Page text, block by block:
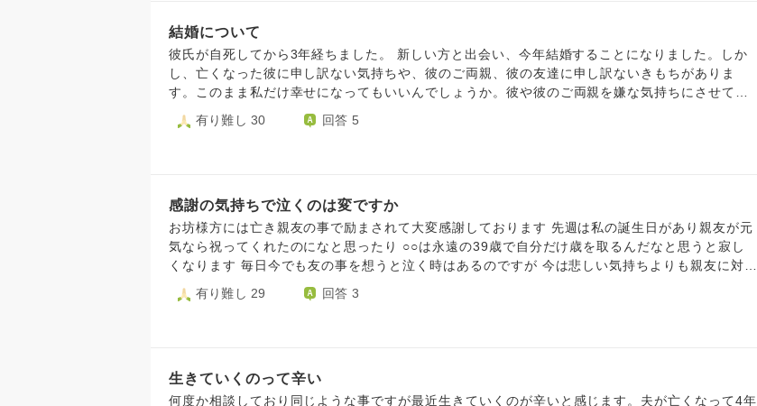
結婚について
彼氏が自死してから3年経ちました。 新しい方と出会い、今年結婚することになりました。しか
し、亡くなった彼に申し訳ない気持ちや、彼のご両親、彼の友達に申し訳ないきもちがありま
す。このまま私だけ幸せになってもいいんでしょうか。彼や彼のご両親を嫌な気持ちにさせてし
まわないでしょうか。
有り難し 30 回答 5
感謝の気持ちで泣くのは変ですか
お坊様方には亡き親友の事で励まされて大変感謝しております 先週は私の誕生日があり親友が元
気なら祝ってくれたのになと思ったり ○○は永遠の39歳で自分だけ歳を取るんだなと思うと寂し
くなります 毎日今でも友の事を想うと泣く時はあるのですが 今は悲しい気持ちよりも親友に対し
て感謝の気持でいっぱいになり 泣いてしまうんだろうなと思っています 自分と出会えた事が何よ
りの宝と言ってくれたのが凄く嬉しかったり 別れてしまいましたが彼女を紹介した時は 深く相手
べながら感謝してるよと言って ○○は俺の事を強くて優しいと言ってくれたけど ○○の方が辛い治
療していても自分に心配掛けまいと思い 自分に辛いと一言も泣き言を言わなくて偉かったよと褒
有り難し 29 回答 3
生きていくのって辛い
何度か相談しており同じような事ですが最近生きていくのが辛いと感じます。夫が亡くなって4年